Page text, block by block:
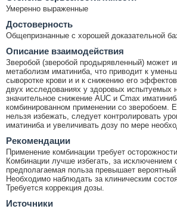
Умеренно выраженные
Достоверность
Общепризнанные с хорошей доказательной
Описание взаимодействия
Зверобой (зверобой продырявленный) может
метаболизм иматиниба, что приводит к
сыворотке крови и и к снижению его
двух исследованиях у здоровых испытуемых
значительное снижение AUC и Cmax
комбинированном применении со зверобоем.
нельзя избежать, следует контролировать
иматиниба и увеличивать дозу по мере
Рекомендации
Применение комбинации требует осторожности.
Комбинации лучше избегать, за исключением
предполагаемая польза превышает вероятный
Необходимо наблюдать за клиническим
Требуется коррекция дозы.
Источники